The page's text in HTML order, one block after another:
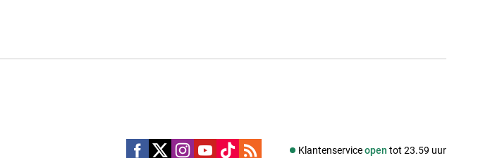
Klantenserviceopen tot 23.59 uur
Social media